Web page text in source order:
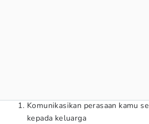
Komunikasikan perasaan kamu
kepada keluarga